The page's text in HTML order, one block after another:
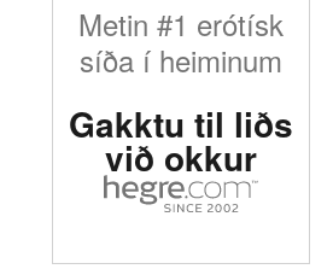
Metin #1 erótísk
síða í heiminum
Gakktu til liðs
við okkur